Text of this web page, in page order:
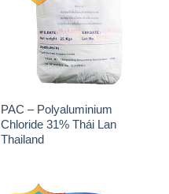
PAC – Polyaluminium
Chloride 31% Thái Lan
Thailand